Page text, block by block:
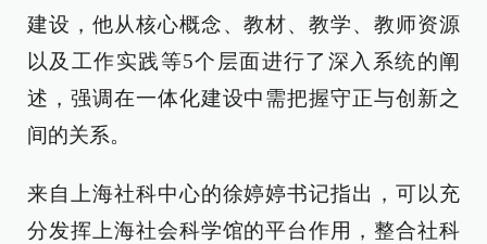
建设，他从核心概念、教材、教学、教师资源
以及工作实践等5个层面进行了深入系统的阐
述，强调在一体化建设中需把握守正与创新之
间的关系。
来自上海社科中心的徐婷婷书记指出，可以充
分发挥上海社会科学馆的平台作用，整合社科